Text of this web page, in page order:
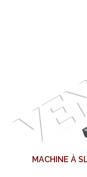
MACHINE À